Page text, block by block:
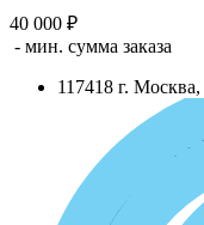
40 000 ₽
- мин. сумма заказа
117418 г. Москва,